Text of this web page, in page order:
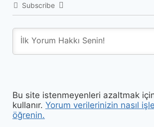
Subscribe
Bu site istenmeyenleri azaltmak
kullanır. Yorum verilerinizin nasıl
öğrenin.